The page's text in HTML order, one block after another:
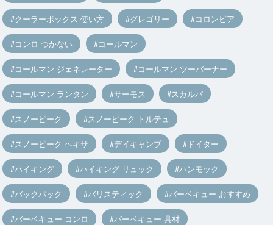
クーラーボックス 使い方 グレゴリー コロンビア
コンロ つかない コールマン
コールマン ジェネレーター コールマン ツーバーナー
コールマン ランタン サーモス スカルパ
スノーピーク スノーピーク トルテュ
スノーピーク ヘキサ デイキャンプ ドイター
ハイキング ハイキング リュック ハンモック
バックパック バリスティック バーベキュー おすすめ
バーベキュー コンロ バーベキュー 具材